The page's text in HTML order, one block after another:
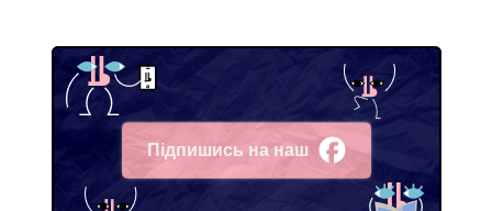
Підпишись на наш
Facebook